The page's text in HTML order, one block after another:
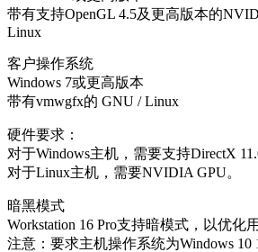
带有支持OpenGL 4.5及更高版本的
Linux
客户操作系统
Windows 7或更高版本
带有vmwgfx的 GNU / Linux
硬件要求：
对于Windows主机，需要支持DirectX
对于Linux主机，需要NVIDIA GPU。
暗黑模式
Workstation 16 Pro支持暗模式，以优化
注意：要求主机操作系统为Windows 10